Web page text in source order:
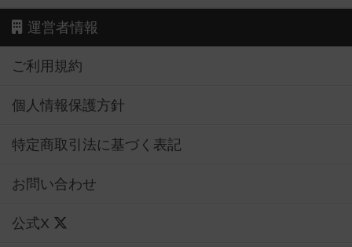
運営者情報
ご利用規約
個人情報保護方針
特定商取引法に基づく表記
お問い合わせ
公式X